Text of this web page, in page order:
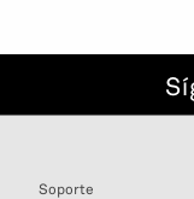
Soporte